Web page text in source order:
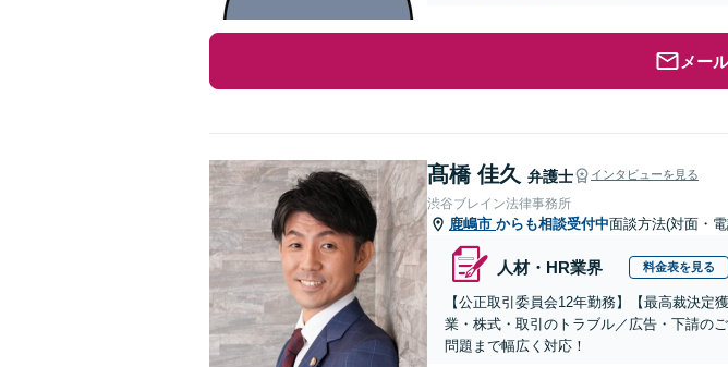
メー
髙橋 佳久 弁護士 インタビューを見る
渋谷ブレイン法律事務所
鹿嶋市 からも相談受付中面談方法(対面・
人材・HR業界 料金表を見る
【公正取引委員会12年勤務】【最高裁決
業・株式・取引のトラブル／広告・下請の
問題まで幅広く対応！